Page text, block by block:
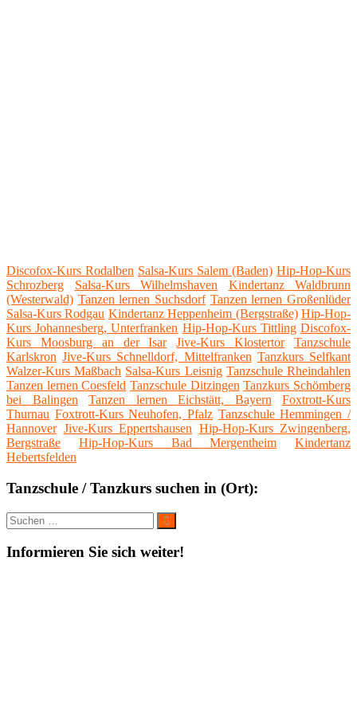
Discofox-Kurs Rodalben Salsa-Kurs Salem (Baden) Hip-Hop-Kurs
Schrozberg
Salsa-Kurs Wilhelmshaven
Kindertanz Waldbrunn
(Westerwald) Tanzen lernen Suchsdorf Tanzen lernen Großenlüder
Salsa-Kurs Rodgau Kindertanz Heppenheim (Bergstraße) Hip-Hop-
Kurs Johannesberg, Unterfranken Hip-Hop-Kurs Tittling Discofox-
Kurs Moosburg an der Isar
Jive-Kurs Klostertor
Tanzschule
Karlskron Jive-Kurs Schnelldorf, Mittelfranken Tanzkurs Selfkant
Walzer-Kurs Maßbach Salsa-Kurs Leisnig Tanzschule Rheindahlen
Tanzen lernen Coesfeld Tanzschule Ditzingen Tanzkurs Schömberg
bei Balingen
Tanzen lernen Eichstätt, Bayern
Foxtrott-Kurs
Thurnau Foxtrott-Kurs Neuhofen, Pfalz Tanzschule Hemmingen /
Hannover Jive-Kurs Eppertshausen Hip-Hop-Kurs Zwingenberg,
Bergstraße
Hip-Hop-Kurs Bad Mergentheim
Kindertanz
Hebertsfelden
Tanzschule / Tanzkurs suchen in (Ort):
Suche
nach:
Suchen
Informieren Sie sich weiter!